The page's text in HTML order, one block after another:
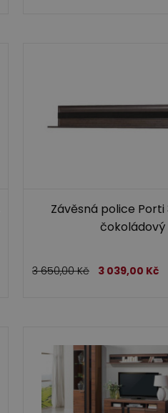
Závěsná police
čokoládový
3 650,00Kč 3 039,00 Kč